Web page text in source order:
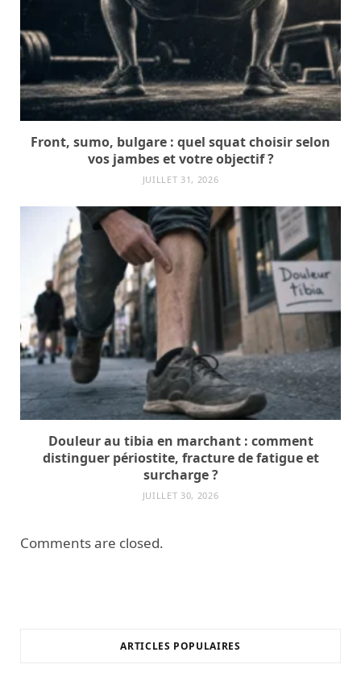
Front, sumo, bulgare : quel squat choisir selon
vos jambes et votre objectif ?
JUILLET 31, 2026
Douleur au tibia en marchant : comment
distinguer périostite, fracture de fatigue et
surcharge ?
JUILLET 30, 2026
Comments are closed.
ARTICLES POPULAIRES